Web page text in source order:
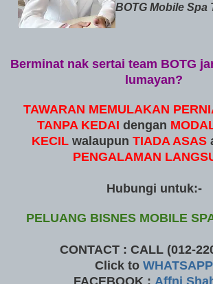
BOTG Mobile Spa
Berminat nak sertai team BOTG
lumayan?
TAWARAN MEMULAKAN
TANPA KEDAI dengan
KECIL walaupun TIADA ASAS
PENGALAMAN
Hubungi untuk:-
PELUANG BISNES MOBILE
CONTACT : CALL (012-
Click to WHATSAPP
FACEBOOK : Affni